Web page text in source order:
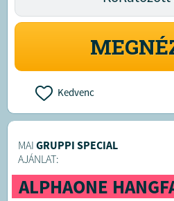
Kedvenc
MAI GRUPPI SPECIAL
AJÁNLAT:
ALPHAONE